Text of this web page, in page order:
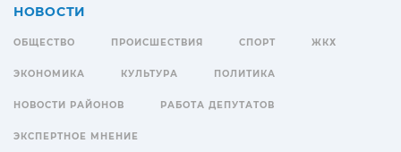
НОВОСТИ
ОБЩЕСТВО ПРОИСШЕСТВИЯ СПОРТ ЖКХ
ЭКОНОМИКА КУЛЬТУРА ПОЛИТИКА
НОВОСТИ РАЙОНОВ РАБОТА ДЕПУТАТОВ
ЭКСПЕРТНОЕ МНЕНИЕ